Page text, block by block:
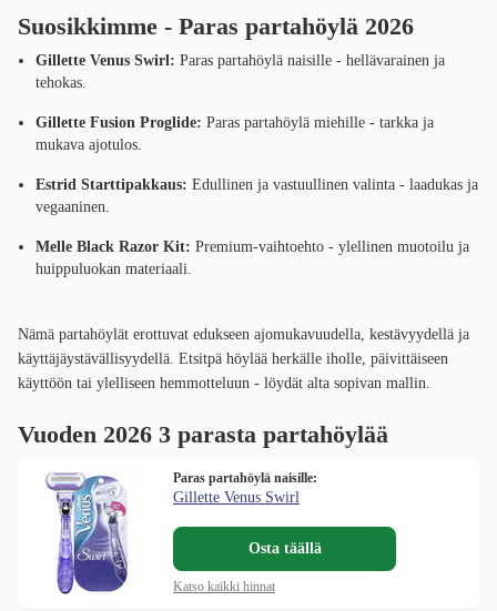
Suosikkimme - Paras partahöylä 2026
Gillette Venus Swirl: Paras partahöylä naisille - hellävarainen ja
tehokas.
Gillette Fusion Proglide: Paras partahöylä miehille - tarkka ja
mukava ajotulos.
Estrid Starttipakkaus: Edullinen ja vastuullinen valinta - laadukas ja
vegaaninen.
Melle Black Razor Kit: Premium-vaihtoehto - ylellinen muotoilu ja
huippuluokan materiaali.
Nämä partahöylät erottuvat edukseen ajomukavuudella, kestävyydellä ja
käyttäjäystävällisyydellä. Etsitpä höylää herkälle iholle, päivittäiseen
käyttöön tai ylelliseen hemmotteluun - löydät alta sopivan mallin.
Vuoden 2026 3 parasta partahöylää
Paras partahöylä naisille:
Gillette Venus Swirl
Osta täällä
Katso kaikki hinnat